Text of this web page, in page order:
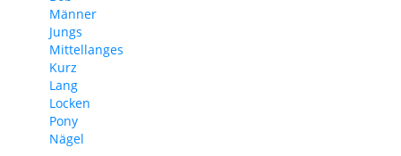
Männer
Jungs
Mittellanges
Kurz
Lang
Locken
Pony
Nägel